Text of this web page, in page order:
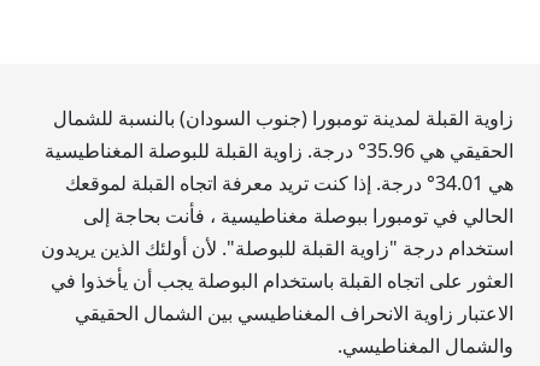
زاوية القبلة لمدينة تومبورا (جنوب السودان) بالنسبة للشمال
الحقيقي هي35.96° درجة. زاوية القبلة للبوصلة المغناطيسية
هي 34.01° درجة. إذا كنت تريد معرفة اتجاه القبلة لموقعك
الحالي في تومبورا ببوصلة مغناطيسية ، فأنت بحاجة إلى
استخدام درجة "زاوية القبلة للبوصلة". لأن أولئك الذين يريدون
العثور على اتجاه القبلة باستخدام البوصلة يجب أن يأخذوا في
الاعتبار زاوية الانحراف المغناطيسي بين الشمال الحقيقي
والشمال المغناطيسي.